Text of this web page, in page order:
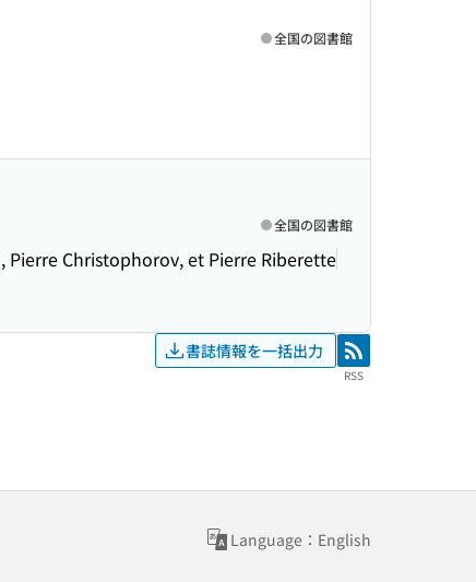
全国の図書館
Christophorov, et Pierre Riberette
全国の図書館
書誌情報を一括出力 RSS
RSS
Language：English